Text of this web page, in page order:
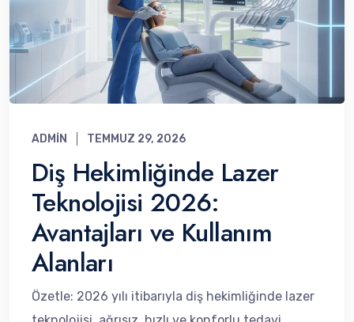
ADMIN TEMMUZ 29, 2026
Diş Hekimliğinde Lazer
Teknolojisi 2026:
Avantajları ve Kullanım
Alanları
Özetle: 2026 yılı itibarıyla diş hekimliğinde lazer